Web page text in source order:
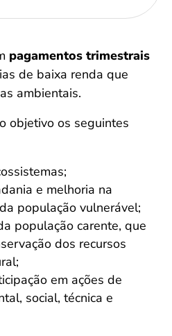
pagamentos trimestrais
de baixa renda que
ambientais.
objetivo os seguintes
e melhoria na
população vulnerável;
população carente, que
dos recursos
em ações de
social, técnica e